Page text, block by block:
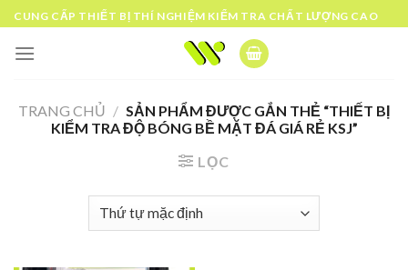
Skip
to
content
CUNG CẤP THIẾT BỊ THÍ NGHIỆM KIỂM TRA CHẤT LƯỢNG CAO
TRANG CHỦ / SẢN PHẨM ĐƯỢC GẮN THẺ “THIẾT BỊ
KIỂM TRA ĐỘ BÓNG BỀ MẶT ĐÁ GIÁ RẺ KSJ”
LỌC